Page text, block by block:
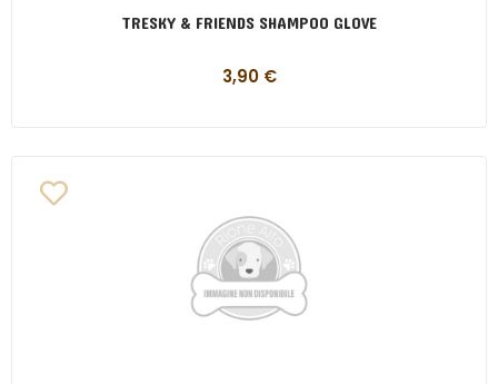
TRESKY & FRIENDS SHAMPOO GLOVE
3,90 €